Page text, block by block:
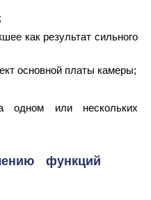
как результат сильного
основной платы камеры;
одном или нескольких
функций